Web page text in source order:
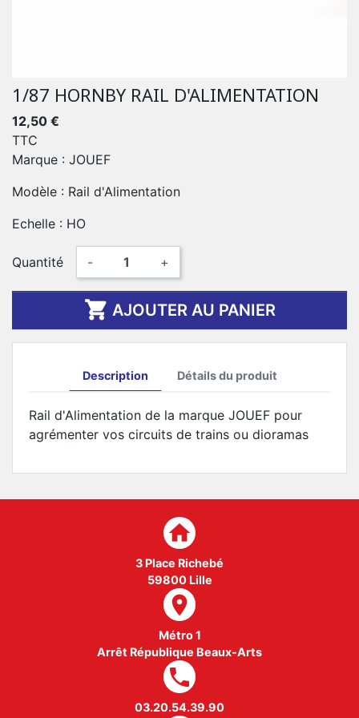
1/87 HORNBY RAIL D'ALIMENTATION
12,50 €
TTC
Marque : JOUEF
Modèle : Rail d'Alimentation
Echelle : HO
Quantité - +
 AJOUTER AU PANIER
Description Détails du produit
Rail d'Alimentation de la marque JOUEF pour
agrémenter vos circuits de trains ou dioramas
home
3 Place Richebé
59800 Lille
room
Métro 1
Arrêt République Beaux-Arts
local_phone
03.20.54.39.90